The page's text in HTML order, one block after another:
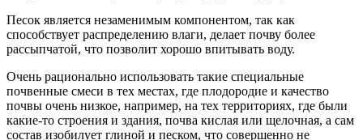
Песок является незаменимым компонентом, так как
способствует распределению влаги, делает почву более
рассыпчатой, что позволит хорошо впитывать воду.
Очень рационально использовать такие специальные
почвенные смеси в тех местах, где плодородие и качество
почвы очень низкое, например, на тех территориях, где были
какие-то строения и здания, почва кислая или щелочная, а сам
состав изобилует глиной и песком, что совершенно не